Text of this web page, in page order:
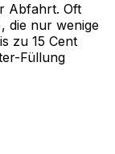
Abfahrt. Oft
, die nur wenige
zu 15 Cent
Füllung